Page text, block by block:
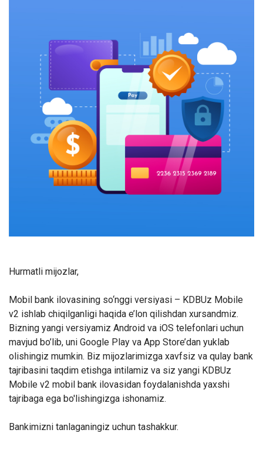
Hurmatli mijozlar,
Mobil bank ilovasining so‘nggi versiyasi – KDBUz Mobile
v2 ishlab chiqilganligi haqida e’lon qilishdan xursandmiz.
Bizning yangi versiyamiz Android va iOS telefonlari uchun
mavjud bo’lib, uni Google Play va App Store’dan yuklab
olishingiz mumkin. Biz mijozlarimizga xavfsiz va qulay bank
tajribasini taqdim etishga intilamiz va siz yangi KDBUz
Mobile v2 mobil bank ilovasidan foydalanishda yaxshi
tajribaga ega bo'lishingizga ishonamiz.
Bankimizni tanlaganingiz uchun tashakkur.